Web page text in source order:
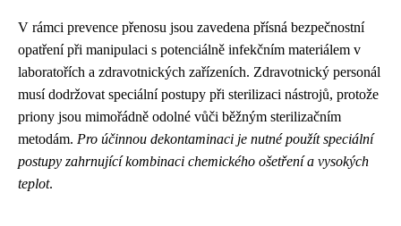
V rámci prevence přenosu jsou zavedena přísná bezpečnostní
opatření při manipulaci s potenciálně infekčním materiálem v
laboratořích a zdravotnických zařízeních. Zdravotnický personál
musí dodržovat speciální postupy při sterilizaci nástrojů, protože
priony jsou mimořádně odolné vůči běžným sterilizačním
metodám. Pro účinnou dekontaminaci je nutné použít speciální
postupy zahrnující kombinaci chemického ošetření a vysokých
teplot.